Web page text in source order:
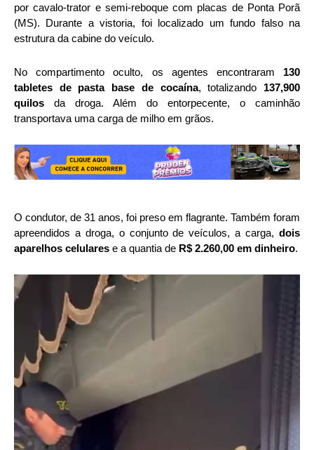
por cavalo-trator e semi-reboque com placas de Ponta Porã
(MS). Durante a vistoria, foi localizado um fundo falso na
estrutura da cabine do veículo.
No compartimento oculto, os agentes encontraram 130
tabletes de pasta base de cocaína, totalizando 137,900
quilos da droga. Além do entorpecente, o caminhão
transportava uma carga de milho em grãos.
O condutor, de 31 anos, foi preso em flagrante. Também foram
apreendidos a droga, o conjunto de veículos, a carga, dois
aparelhos celulares e a quantia de R$ 2.260,00 em dinheiro.
Tocador
de